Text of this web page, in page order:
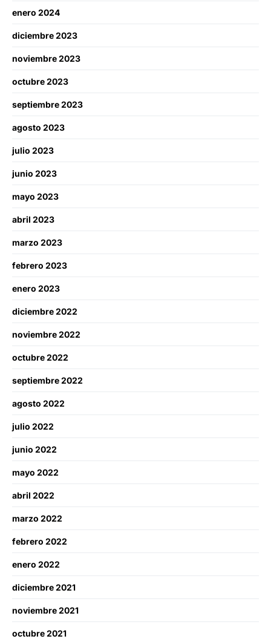
enero 2024
diciembre 2023
noviembre 2023
octubre 2023
septiembre 2023
agosto 2023
julio 2023
junio 2023
mayo 2023
abril 2023
marzo 2023
febrero 2023
enero 2023
diciembre 2022
noviembre 2022
octubre 2022
septiembre 2022
agosto 2022
julio 2022
junio 2022
mayo 2022
abril 2022
marzo 2022
febrero 2022
enero 2022
diciembre 2021
noviembre 2021
octubre 2021